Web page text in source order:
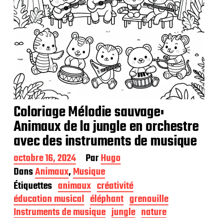
Coloriage Mélodie sauvage:
Animaux de la jungle en orchestre
avec des instruments de musique
D
a
t
e
d
e
octobre 16, 2024 ParHugo
DansAnimaux,Musique
Étiquettes animaux créativité
éducation musical éléphant grenouille
Instruments de musique jungle nature